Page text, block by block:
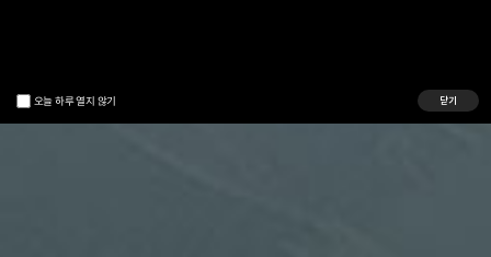
오늘 하루 열지 않기